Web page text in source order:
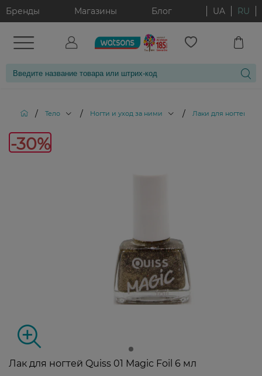
Бренды Магазины Блог UA RU
/ Тело / Ногти и уход за ними / Лаки для ногтей
-30%
Лак для ногтей Quiss 01 Magic Foil 6 мл